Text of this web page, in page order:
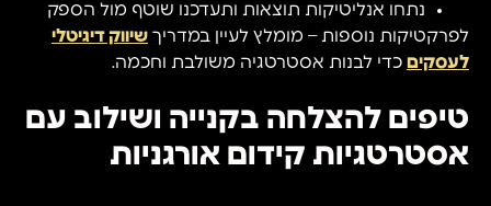
נתחו אנליטיקות תוצאות ותעדכנו שוטף מול הספק
לפרקטיקות נוספות – מומלץ לעיין במדריך שיווק דיגיטלי
לעסקים כדי לבנות אסטרטגיה משולבת וחכמה.
טיפים להצלחה בקנייה ושילוב עם
אסטרטגיות קידום אורגניות